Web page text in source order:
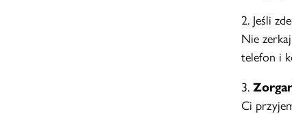
2. Jeśli
Nie
telefon i
3.
Ci